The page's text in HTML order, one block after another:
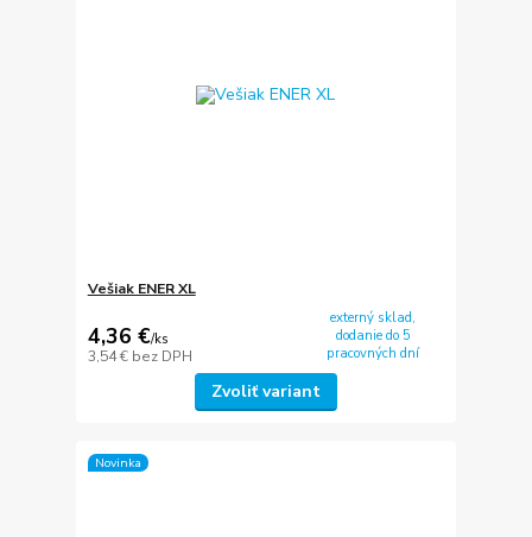
Vešiak ENER XL
4,36 €/ks
3,54 € bez DPH
externý sklad,
dodanie do 5
pracovných dní
Zvoliť variant
Novinka